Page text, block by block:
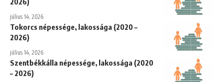
július 14, 2026
Tokorcs népessége, lakossága (2020 –
2026)
július 14, 2026
Szentbékkálla népessége, lakossága (2020
– 2026)